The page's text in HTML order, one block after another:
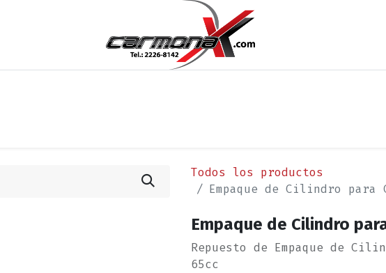
Todos los productos
Empaque de Cilindro para
Empaque de Cilindro
Repuesto de Empaque de
65cc